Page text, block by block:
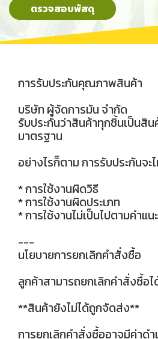
ตรวจสอบพัสดุ
การรับประกันคุณภาพสินค้า
บริษัท ผู้จัดการมัน จำกัด
รับประกันว่าสินค้าทุกชิ้นเป็นสิ
มาตรฐาน
อย่างไรก็ตาม การรับประกันจ
* การใช้งานผิดวิธี
* การใช้งานผิดประเภท
* การใช้งานไม่เป็นไปตามคำแ
---
นโยบายการยกเลิกคำสั่งซื้อ
ลูกค้าสามารถยกเลิกคำสั่งซื้อ
**สินค้ายังไม่ได้ถูกจัดส่ง**
การยกเลิกคำสั่งซื้ออาจมีค่าดำ